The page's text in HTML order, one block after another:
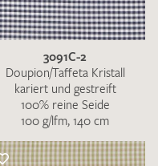
3091C-2
Doupion/Taffeta Kristall
kariert und gestreift
100% reine Seide
100 g/lfm, 140 cm